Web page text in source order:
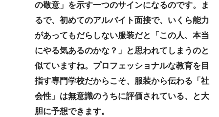
の敬意」を示す一つのサインになるのです。ま
るで、初めてのアルバイト面接で、いくら能力
があってもだらしない服装だと「この人、本当
にやる気あるのかな？」と思われてしまうのと
似ていますね。プロフェッショナルな教育を目
指す専門学校だからこそ、服装から伝わる「社
会性」は無意識のうちに評価されている、と大
胆に予想できます。